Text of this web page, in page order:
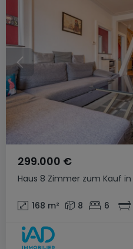
Haus 8 Zimmer zum Kauf in
299.000 €
168 m² 8 6